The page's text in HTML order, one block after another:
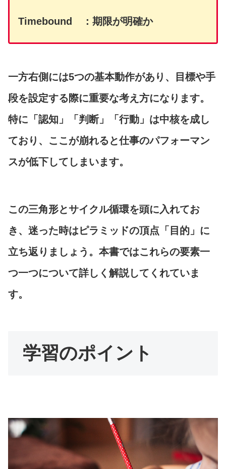
Timebound ：期限が明確か
一方右側には5つの基本動作があり、目標や手
段を設定する際に重要な考え方になります。
特に「認知」「判断」「行動」は中核を成し
ており、ここが崩れると仕事のパフォーマン
スが低下してしまいます。
この三角形とサイクル循環を頭に入れてお
き、迷った時はピラミッドの頂点「目的」に
立ち返りましょう。本書ではこれらの要素一
つ一つについて詳しく解説してくれていま
す。
学習のポイント